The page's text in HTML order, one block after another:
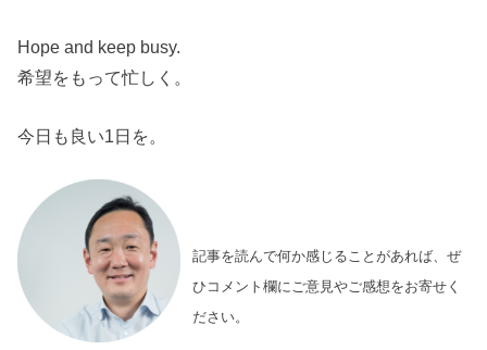
Hope and keep busy.
希望をもって忙しく。
今日も良い1日を。
記事を読んで何か感じることがあれば、ぜ
ひコメント欄にご意見やご感想をお寄せく
ださい。